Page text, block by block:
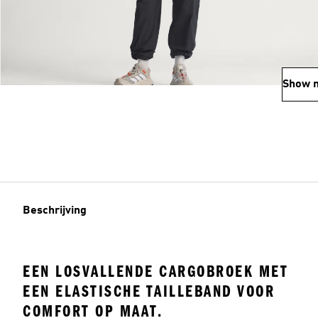
Show
Beschrijving
EEN LOSVALLENDE CARGOBROEK MET
EEN ELASTISCHE TAILLEBAND VOOR
COMFORT OP MAAT.